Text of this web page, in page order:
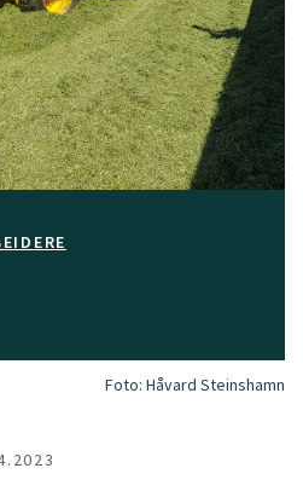
Foto: Håvard Steinshamn